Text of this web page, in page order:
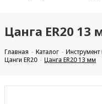
Цанга ER20 13
Главная Каталог Инструмент
Цанги ER20
Цанга ER20 13 мм